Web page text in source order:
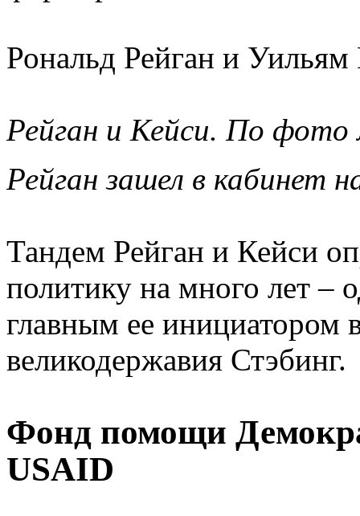
Рональд Рейган и
Рейган и Кейси. По
Рейган зашел в кабинет
Тандем Рейган и Кейси
политику на много лет –
главным ее инициатором
великодержавия Стэбинг.
Фонд помощи
USAID